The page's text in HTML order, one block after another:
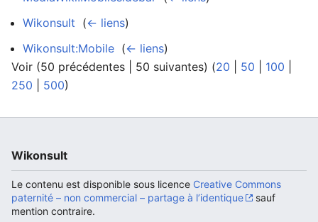
Wikonsult (← liens)
Wikonsult:Mobile (← liens)
Voir (50 précédentes | 50 suivantes) (20 50 100
250
500)
Wikonsult
Le contenu est disponible sous licence Creative Commons
paternité – non commercial – partage à l’identique
sauf
mention contraire.